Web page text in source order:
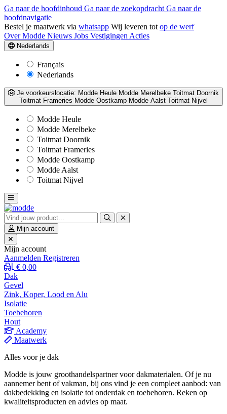
Ga naar de hoofdinhoud Ga naar de zoekopdracht Ga naar de
hoofdnavigatie
Bestel je maatwerk via whatsapp Wij leveren tot op de werf
Over Modde Nieuws Jobs Vestigingen Acties
Nederlands
Français
Nederlands
Je voorkeurslocatie: Modde Heule Modde Merelbeke Toitmat Doornik
Toitmat Frameries Modde Oostkamp Modde Aalst Toitmat Nijvel
Modde Heule
Modde Merelbeke
Toitmat Doornik
Toitmat Frameries
Modde Oostkamp
Modde Aalst
Toitmat Nijvel
Mijn account
Mijn account
Aanmelden Registreren
€ 0,00
Dak
Gevel
Zink, Koper, Lood en Alu
Isolatie
Toebehoren
Hout
Academy
Maatwerk
Alles voor je dak
Modde is jouw groothandelspartner voor dakmaterialen. Of je nu
aannemer bent of vakman, bij ons vind je een compleet aanbod: van
dakbedekking en isolatie tot onderdak en toebehoren. Reken op
kwaliteitsproducten en advies op maat.